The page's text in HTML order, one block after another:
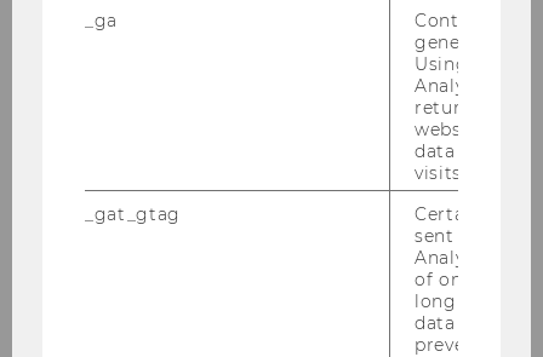
_ga
Contains a
generated
Using this
Analytics can
returning
website and
data from
visits.
_gat_gtag
Certain data
sent to
Analytics a
of once per
long as it is
data
prevented.